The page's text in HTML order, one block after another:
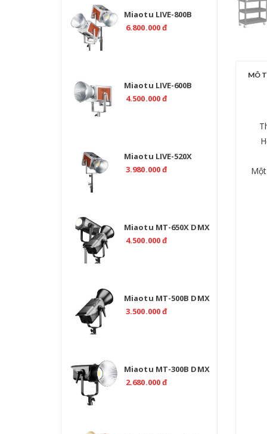
Miaotu LIVE-800B
Professional 800W Bi
6.800.000 đ
Miaotu LIVE-600B
Professional 600W Bi
4.500.000 đ
Miaotu LIVE-520X
Professional 520W Bi
3.980.000 đ
Miaotu MT-650X DMX
Professional 650W –
4.500.000 đ
Miaotu MT-500B DMX
Professional 500W Bi
3.500.000 đ
Miaotu MT-300B DMX
Professional 300W Bi
2.680.000 đ
MÔ